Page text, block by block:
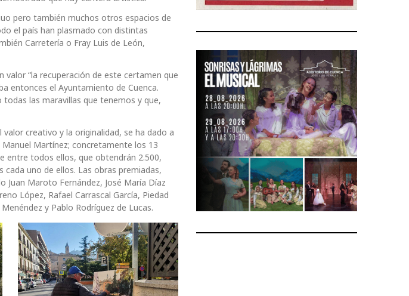
pero también muchos otros espacios de
el país han plasmado con distintas
Carretería o Fray Luis de León,
“la recuperación de este certamen que
entonces el Ayuntamiento de Cuenca.
las maravillas que tenemos y que,
creativo y la originalidad, se ha dado a
Martínez; concretamente los 13
entre todos ellos, que obtendrán 2.500,
uno de ellos. Las obras premiadas,
Juan Maroto Fernández, José María Díaz
López, Rafael Carrascal García, Piedad
y Pablo Rodríguez de Lucas.